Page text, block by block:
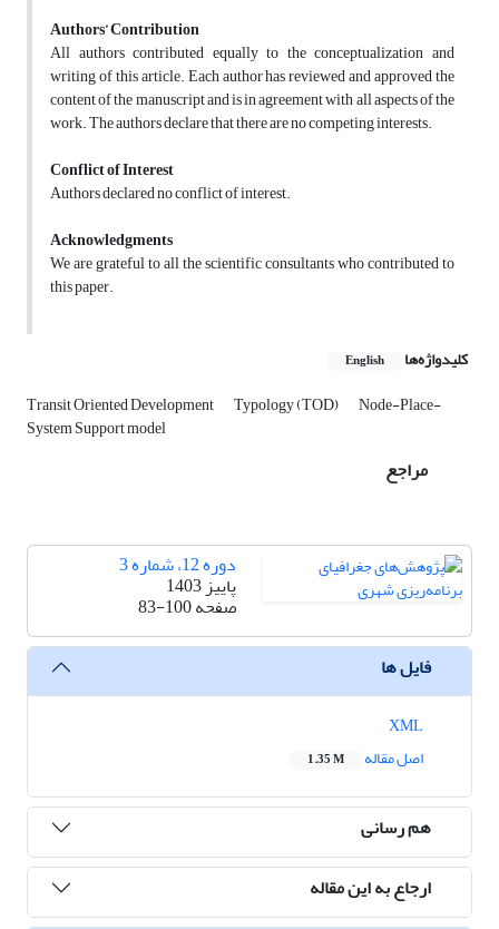
Authors’ Contribution
All authors contributed equally to the conceptualization and
writing of this article. Each author has reviewed and approved the
content of the manuscript and is in agreement with all aspects of the
work. The authors declare that there are no competing interests.
Conflict of Interest
Authors declared no conflict of interest.
Acknowledgments
We are grateful to all the scientific consultants who contributed to
this paper.
کلیدواژه‌ها English
Transit Oriented Development Typology (TOD) Node-Place-
System Support model
مراجع
دوره 12، شماره 3
پاییز 1403
صفحه83-100
فایل ها
اصل مقاله
1.35 M
هم رسانی
ارجاع به این مقاله